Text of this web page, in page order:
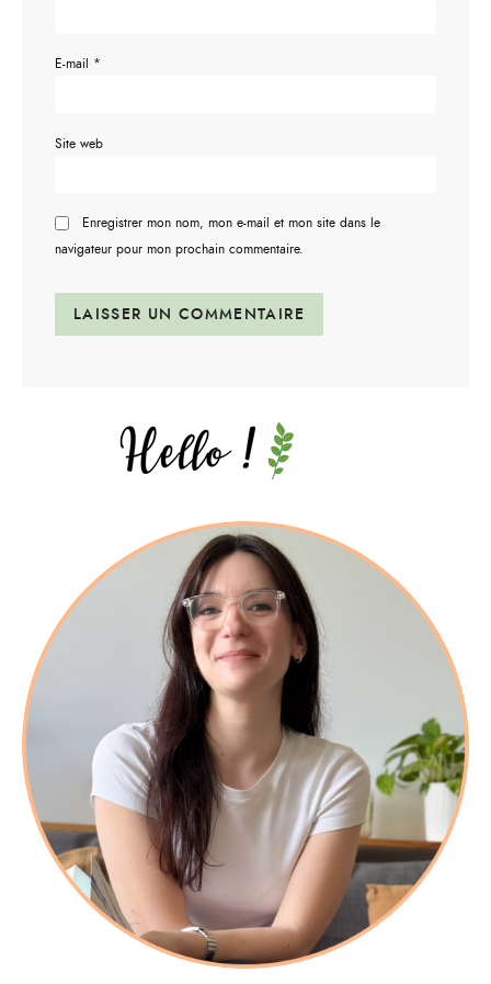
E-mail *
Site web
Enregistrer mon nom, mon e-mail et mon site dans le
navigateur pour mon prochain commentaire.